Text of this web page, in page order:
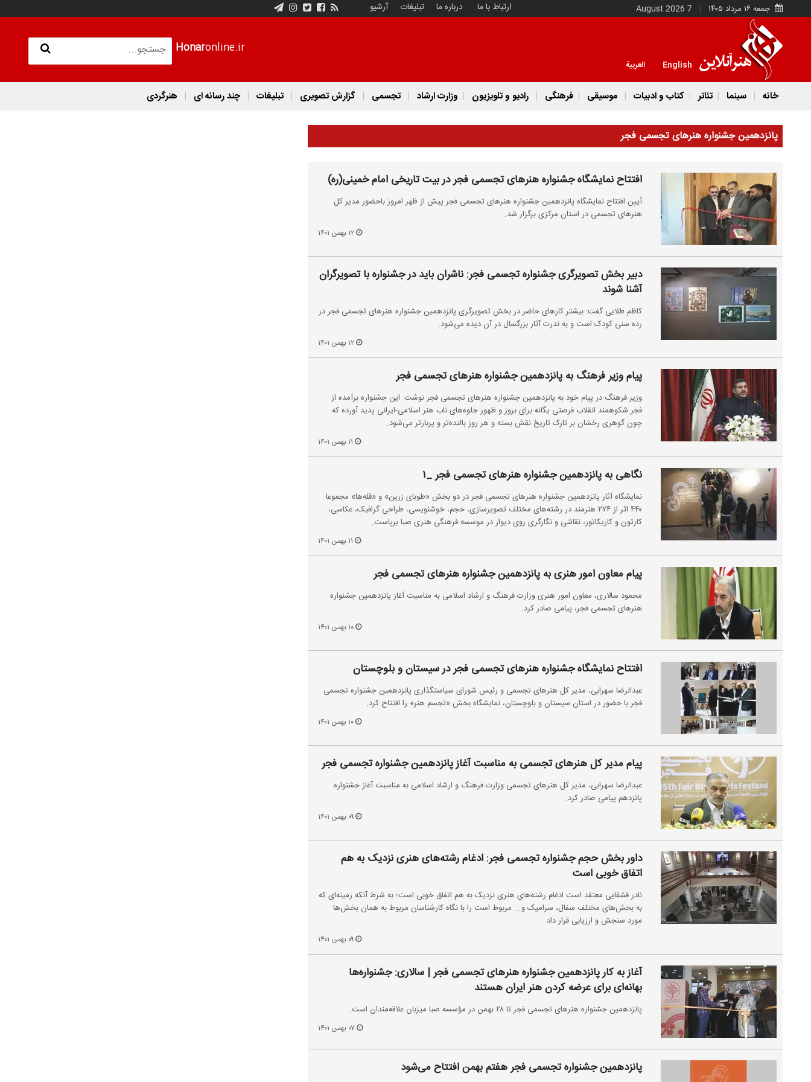
جمعه ۱۶ مرداد ۱۴۰۵ 7 August 2026 ارتباط با ما درباره ما تبلیغات آرشیو
Honaronline.ir
English العربية
خانه سینما تئاتر کتاب و ادبیات موسیقی فرهنگی رادیو و تلویزیون وزارت ارشاد تجسمی گزارش تصویری تبلیغات چند رسانه ای هنرگردی
پانزدهمین جشنواره هنر‌های تجسمی فجر
افتتاح نمایشگاه جشنواره هنرهای تجسمی فجر در بیت تاریخی امام خمینی(ره)
آیین افتتاح نمایشگاه پانزدهمین جشنواره هنرهای تجسمی فجر پیش از ظهر امروز باحضور مدیر کل
هنرهای تجسمی در استان مرکزی برگزار شد‌.
۱۲ بهمن ۱۴۰۱
دبیر بخش تصویرگری جشنواره تجسمی فجر: ناشران باید در جشنواره با تصویرگران
آشنا شوند
کاظم طلایی گفت: بیشتر کار‌های حاضر در بخش تصویرگری پانزدهمین جشنواره هنر‌های تجسمی فجر در
رده سنی کودک است و به ندرت آثار بزرگسال در آن دیده می‌شود.
۱۲ بهمن ۱۴۰۱
پیام وزیر فرهنگ به پانزدهمین جشنواره هنر‌های تجسمی فجر
وزیر فرهنگ در پیام خود به پانزدهمین جشنواره هنر‌های تجسمی فجر نوشت: این جشنواره برآمده از
فجر شکوهمند انقلاب فرصتی یگانه برای بروز و ظهور جلوه‌های ناب هنر اسلامی-ایرانی پدید آورده که
چون گوهری رخشان بر تارک تاریخ نقش بسته و هر روز بالنده‌تر و پربارتر می‌شود.
نگاهی به پانزدهمین جشنواره هنرهای تجسمی فجر _۱
نمایشگاه آثار پانزدهمین جشنواره هنرهای تجسمی فجر در دو بخش «طوبای زرین» و «قله‌ها» مجموعا
۴۴۰ اثر از ۲۷۴ هنرمند در رشته‌های مختلف تصویرسازی، حجم، خوشنویسی، طراحی گرافیک، عکاسی،
کارتون و کاریکاتور، نقاشی و نگارگری روی دیوار در موسسه فرهنگی هنری صبا برپاست.
پیام معاون امور هنری به پانزدهمین جشنواره هنر‌های تجسمی فجر
محمود سالاری، معاون امور هنری وزارت فرهنگ و ارشاد اسلامی به مناسبت آغاز پانزدهمین جشنواره
هنر‌های تجسمی فجر، پیامی صادر کرد.
۱۰ بهمن ۱۴۰۱
افتتاح نمایشگاه جشنواره هنر‌های تجسمی فجر در سیستان و بلوچستان
عبدالرضا سهرابی، مدیر کل هنر‌های تجسمی و رئیس شورای سیاستگذاری پانزدهمین جشنواره تجسمی
فجر با حضور در استان سیستان و بلوچستان، نمایشگاه بخش «تجسم هنر» را افتتاح کرد.
۱۰ بهمن ۱۴۰۱
پیام مدیر کل هنر‌های تجسمی به مناسبت آغاز پانزدهمین جشنواره تجسمی فجر
عبدالرضا سهرابی، مدیر کل هنر‌های تجسمی وزارت فرهنگ و ارشاد اسلامی به مناسبت آغاز جشنواره
پانزدهم پیامی صادر کرد.
۰۹ بهمن ۱۴۰۱
داور بخش حجم جشنواره تجسمی فجر: ادغام رشته‌های هنری نزدیک به هم
اتفاق خوبی است
نادر قشقایی معتقد است ادغام رشته‌های هنری نزدیک به هم اتفاق خوبی است؛ به شرط آنکه زمینه‌ای که
به بخش‌های مختلف سفال، سرامیک و... مربوط است را با نگاه کارشناسان مربوط به همان بخش‌ها
مورد سنجش و ارزیابی قرار داد.
۰۹ بهمن ۱۴۰۱
آغاز به کار پانزدهمین جشنواره هنر‌های تجسمی فجر | سالاری: جشنوار‌ه‌ها
بهانه‌ای برای عرضه کردن هنر ایران هستند
پانزدهمین جشنواره هنر‌های تجسمی فجر تا ۲۸ بهمن در مؤسسه صبا میزبان علاقه‌مندان است.
پانزدهمین جشنواره تجسمی فجر هفتم بهمن افتتاح می‌شود